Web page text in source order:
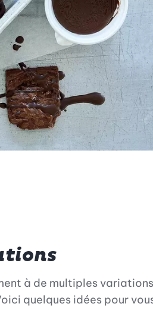
à de multiples
quelques idées pour